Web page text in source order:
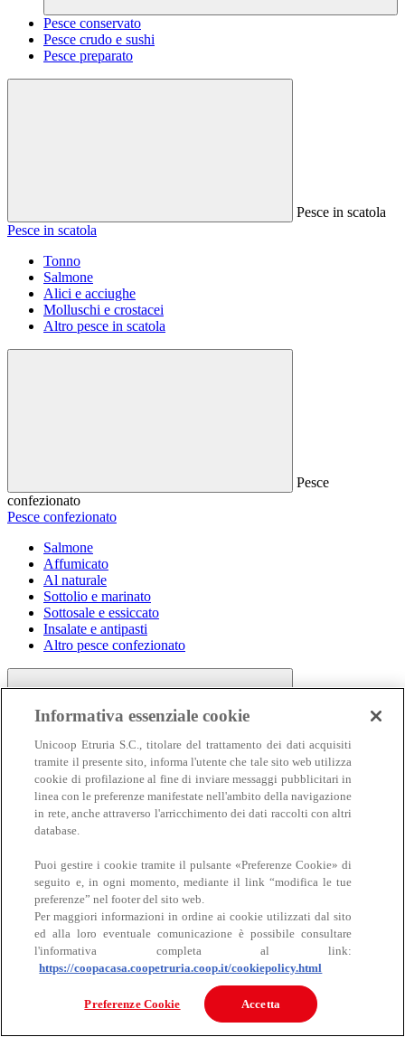
Pesce conservato
Pesce crudo e sushi
Pesce preparato
Pesce in scatola
Pesce in scatola
Tonno
Salmone
Alici e acciughe
Molluschi e crostacei
Altro pesce in scatola
Pesce
confezionato
Pesce confezionato
Salmone
Affumicato
Al naturale
Sottolio e marinato
Sottosale e essiccato
Insalate e antipasti
Altro pesce confezionato
Carne
Carne
Bovino
Informativa essenziale cookie
Unicoop Etruria S.C., titolare del trattamento dei dati acquisiti
tramite il presente sito, informa l'utente che tale sito web utilizza
cookie di profilazione al fine di inviare messaggi pubblicitari in
linea con le preferenze manifestate nell'ambito della navigazione
in rete, anche attraverso l'arricchimento dei dati raccolti con altri
database.
Puoi gestire i cookie tramite il pulsante «Preferenze Cookie» di
seguito e, in ogni momento, mediante il link “modifica le tue
preferenze” nel footer del sito web.
Per maggiori informazioni in ordine ai cookie utilizzati dal sito
ed alla loro eventuale comunicazione è possibile consultare
l'informativa completa al link:
https://coopacasa.coopetruria.coop.it/cookiepolicy.html
Preferenze Cookie Accetta